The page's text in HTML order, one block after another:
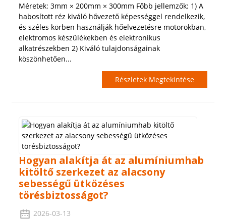
Méretek: 3mm × 200mm × 300mm Főbb jellemzők: 1) A
habosított réz kiváló hővezető képességgel rendelkezik,
és széles körben használják hőelvezetésre motorokban,
elektromos készülékekben és elektronikus
alkatrészekben 2) Kiváló tulajdonságainak
köszönhetően...
Részletek Megtekintése
Hogyan alakítja át az alumíniumhab
kitöltő szerkezet az alacsony
sebességű ütközéses
törésbiztosságot?
2026-03-13